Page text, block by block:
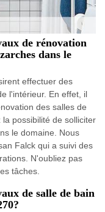
de rénovation
dans le
effectuer des
l'intérieur. En effet, il
des salles de
possibilité de solliciter
le domaine. Nous
Falck qui a suivi des
N'oubliez pas
tâches.
de salle de bain